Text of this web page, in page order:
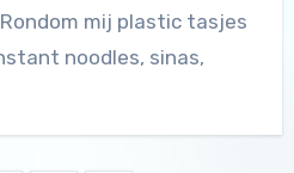
mij plastic tasjes
noodles, sinas,